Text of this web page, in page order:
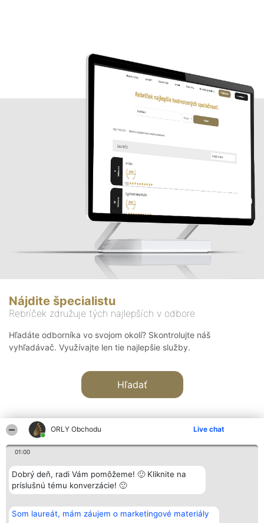
ORLY Obchodu Live chat
01:00
Dobrý deň, radi Vám pomôžeme! 🙂 Kliknite na
príslušnú tému konverzácie! 🙂
Som laureát, mám záujem o marketingové materiály
Nájdite špecialistu
Rebríček združuje tých najlepších v odbore
Hľadáte odborníka vo svojom okolí? Skontrolujte náš
vyhľadávač. Využívajte len tie najlepšie služby.
Hľadať
Organizátor hodnotenia
Bright Side Solutions sp. z o.
o. sp. k.
Wrocław 50-079
KRS 0000749100 | Regon
Hodnotenie
Laureáti
Lista
Laureatów
Podmienky
Kontakt
Kontakt